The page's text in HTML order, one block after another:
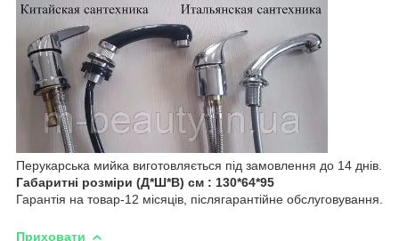
Перукарська мийка виготовляється під замовлення до 14 днів.
Габаритні розміри (Д*Ш*В) см : 130*64*95
Гарантія на товар-12 місяців, післягарантійне обслуговування.
Приховати